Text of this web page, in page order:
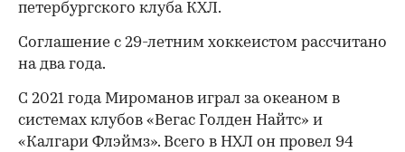
петербургского клуба КХЛ.
Соглашение с 29-летним хоккеистом рассчитано
на два года.
С 2021 года Мироманов играл за океаном в
системах клубов «Вегас Голден Найтс» и
«Калгари Флэймз». Всего в НХЛ он провел 94